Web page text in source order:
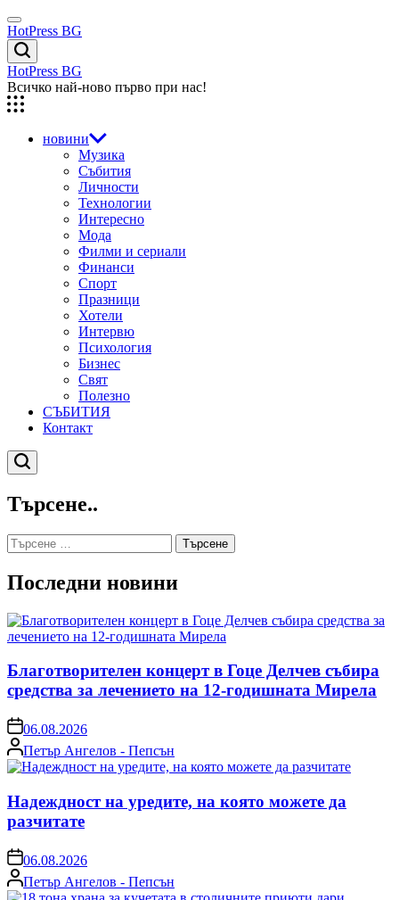
Skip
to
content
Menu
HotPress BG
Търсене
HotPress BG
Всичко най-ново първо при нас!
новини
Музика
Събития
Личности
Технологии
Интересно
Мода
Филми и сериали
Финанси
Спорт
Празници
Хотели
Интервю
Психология
Бизнес
Свят
Полезно
СЪБИТИЯ
Контакт
Търсене
Търсене..
Търсене
за:
Последни новини
Благотворителен концерт в Гоце Делчев събира
средства за лечението на 12-годишната Мирела
on06.08.2026
Posted
by
Петър Ангелов - Пепсън
Надеждност на уредите, на която можете да
разчитате
on06.08.2026
Posted
by
Петър Ангелов - Пепсън